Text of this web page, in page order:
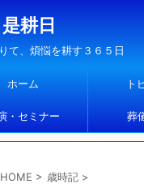
耕日
て、煩悩を耕す３６５日
ホーム ト
・セミナー 葬
HOME > 歳時記 >